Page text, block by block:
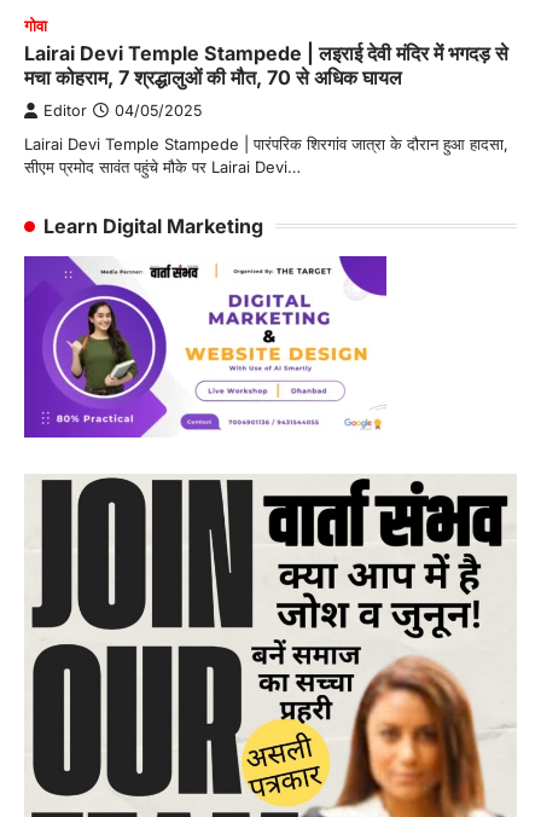
गोवा
Lairai Devi Temple Stampede | लइराई देवी मंदिर में भगदड़ से
मचा कोहराम, 7 श्रद्धालुओं की मौत, 70 से अधिक घायल
Editor 04/05/2025
Lairai Devi Temple Stampede | पारंपरिक शिरगांव जात्रा के दौरान हुआ हादसा,
सीएम प्रमोद सावंत पहुंचे मौके पर Lairai Devi…
Learn Digital Marketing